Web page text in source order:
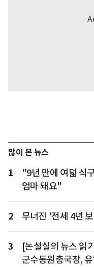
많이 본 뉴스
1
"9년 만에 여덟 식
엄마 돼요"
2 무너진 '전세 4년
3
[논설실의 뉴스 읽
군수동원총국장,